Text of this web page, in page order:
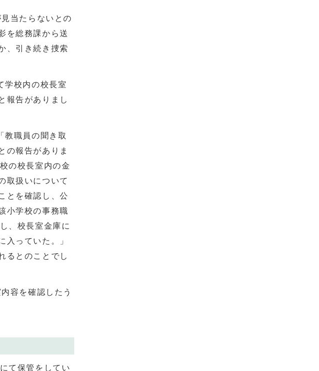
当たらないとの
を総務課から送
、引き続き捜索
学校内の校長室
報告がありまし
職員の聞き取
の報告がありま
の校長室内の金
取扱いについて
とを確認し、公
小学校の事務職
、校長室金庫に
入っていた。」
るとのことでし
容を確認したう
て保管をしてい